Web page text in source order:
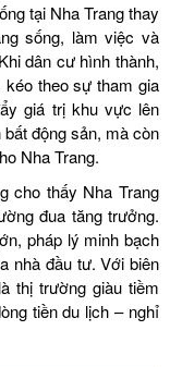
tại Nha Trang thay
sống, làm việc và
dân cư hình thành,
theo sự tham gia
giá trị khu vực lên
động sản, mà còn
Nha Trang.
cho thấy Nha Trang
đua tăng trưởng.
pháp lý minh bạch
nhà đầu tư. Với biên
thị trường giàu tiềm
tiền du lịch – nghỉ